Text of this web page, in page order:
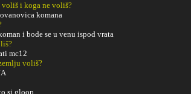
voliš i koga ne voliš?
komana
i bode se u venu ispod vrata
mc12
voliš?
si gloop